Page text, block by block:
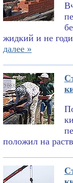
жидкий и не
далее »
положил на